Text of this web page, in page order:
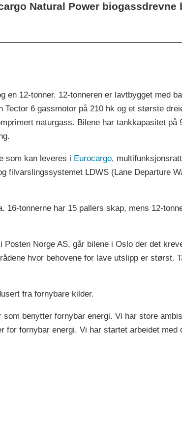
Natural Power biogassdrevne
en 12-tonner. 12-tonneren er lavtbygget med
6 gassmotor på 210 hk og et største
naturgass. Bilene har tankkapasitet
som kan leveres i Eurocargo,
filvarslingssystemet LDWS (Lane Departure
16-tonnerne har 15 pallers skap, mens 12-
Norge AS, går bilene i Oslo der det
hvor behovene for lave utslipp er størst.
fra fornybare kilder.
benytter fornybar energi. Vi har store
for fornybar energi. Vi har startet arbeidet